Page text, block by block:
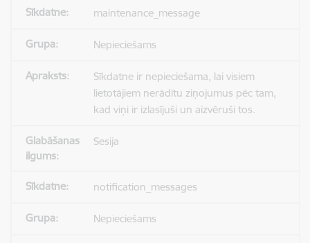
maintenance_message
Nepieciešams
Sīkdatne ir nepieciešama, lai visiem
lietotājiem nerādītu ziņojumus pēc tam,
kad viņi ir izlasījuši un aizvēruši tos.
Sesija
notification_messages
Nepieciešams